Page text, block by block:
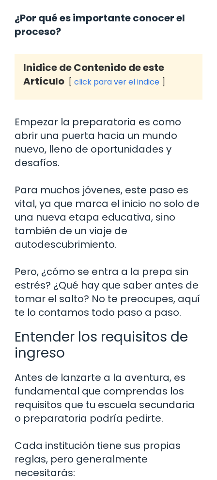
¿Por qué es importante conocer el
proceso?
Inidice de Contenido de este
Artículo
click para ver el indice
Empezar la preparatoria es como
abrir una puerta hacia un mundo
nuevo, lleno de oportunidades y
desafíos.
Para muchos jóvenes, este paso es
vital, ya que marca el inicio no solo de
una nueva etapa educativa, sino
también de un viaje de
autodescubrimiento.
Pero, ¿cómo se entra a la prepa sin
estrés? ¿Qué hay que saber antes de
tomar el salto? No te preocupes, aquí
te lo contamos todo paso a paso.
Entender los requisitos de
ingreso
Antes de lanzarte a la aventura, es
fundamental que comprendas los
requisitos que tu escuela secundaria
o preparatoria podría pedirte.
Cada institución tiene sus propias
reglas, pero generalmente
necesitarás: